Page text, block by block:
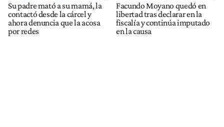
Su padre mató a su mamá, la
contactó desde la cárcel y
ahora denuncia que la acosa
por redes
Facundo Moyano quedó en
libertad tras declarar en la
fiscalía y continúa imputado
en la causa